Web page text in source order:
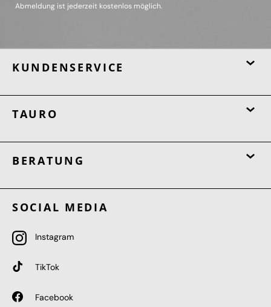
Abmeldung ist jederzeit kostenlos möglich.
KUNDENSERVICE
TAURO
BERATUNG
SOCIAL MEDIA
Instagram
TikTok
Facebook